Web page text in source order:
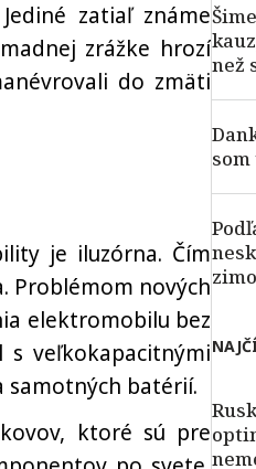
zatiaľ známe
zrážke hrozí
do zmäti
je iluzórna. Čím
Problémom nových
elektromobilu bez
veľkokapacitnými
samotných batérií.
ktoré sú pre
než